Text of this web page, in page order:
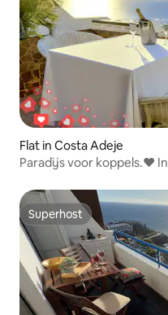
Flat in Costa Adeje
Paradijs voor koppels.❤️️
Superhost
Superhost